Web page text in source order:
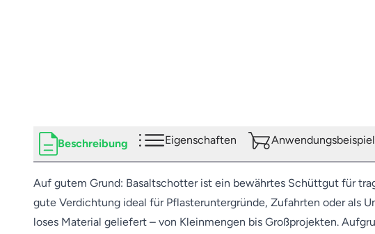
Beschreibung Eigenschaften
Auf gutem Grund: Basaltschotter ist ein bewährtes Schüttgut für
gute Verdichtung ideal für Pflasteruntergründe, Zufahrten oder als
loses Material geliefert – von Kleinmengen bis Großprojekten.